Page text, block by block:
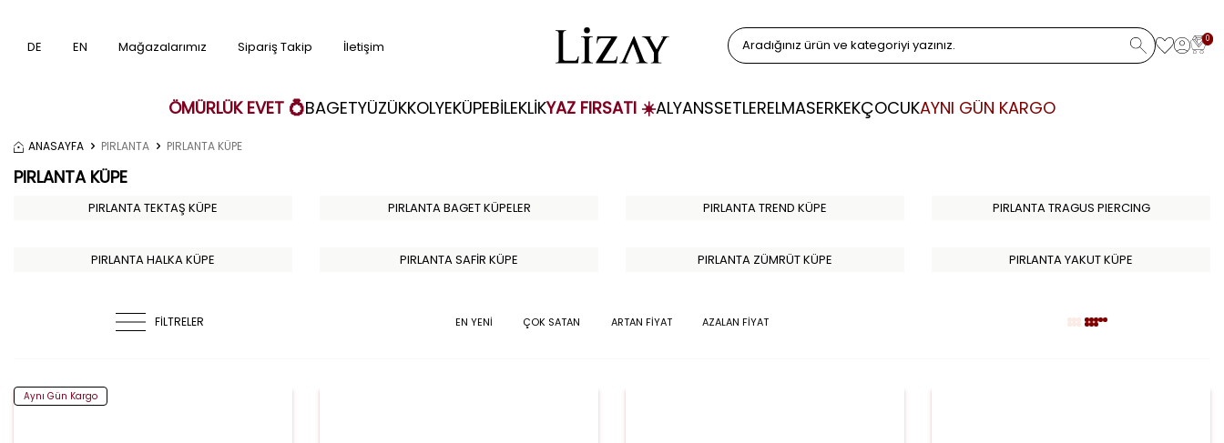
DE EN Mağazalarımız Sipariş Takip İletişim 0
ÖMÜRLÜK EVET 💍BAGETYÜZÜKKOLYEKÜPEBİLEKLİKYAZ FIRSATI ☀️ALYANSSETLERELMASERKEKÇOCUKAYNI GÜN KARGO
ANASAYFA PIRLANTA PIRLANTA KÜPE
PIRLANTA KÜPE
PIRLANTA TEKTAŞ KÜPE PIRLANTA BAGET KÜPELER PIRLANTA TREND KÜPE PIRLANTA TRAGUS PIERCING
PIRLANTA HALKA KÜPE PIRLANTA SAFİR KÜPE PIRLANTA ZÜMRÜT KÜPE PIRLANTA YAKUT KÜPE
FİLTRELER EN YENİ ÇOK SATAN ARTAN FİYAT AZALAN FİYAT
Aynı Gün Kargo